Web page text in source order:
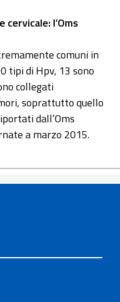
l’Oms
comuni in
tipi di Hpv, 13 sono
collegati
soprattutto quello
dall’Oms
a marzo 2015.